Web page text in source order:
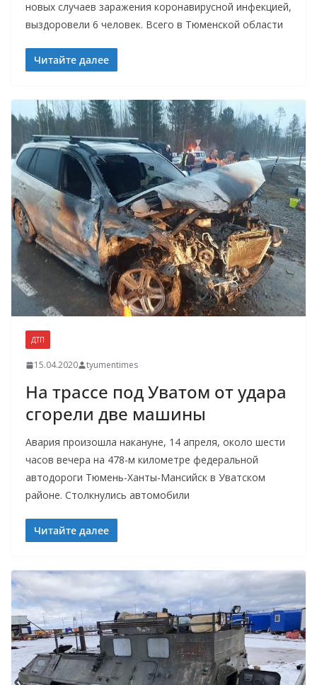
новых случаев заражения коронавирусной инфекцией,
выздоровели 6 человек. Всего в Тюменской области
Читайте далее
ДТП
15.04.2020 tyumentimes
На трассе под Уватом от удара
сгорели две машины
Авария произошла накануне, 14 апреля, около шести
часов вечера на 478-м километре федеральной
автодороги Тюмень-Ханты-Мансийск в Уватском
районе. Столкнулись автомобили
Читайте далее